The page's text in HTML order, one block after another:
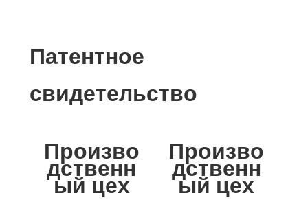
Патентное
свидетельство
Произво
дственн
ый цех
Произво
дственн
ый цех